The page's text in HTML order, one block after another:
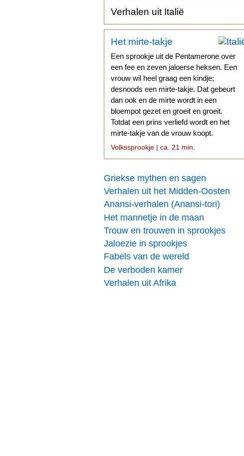
Verhalen uit Italië
Het mirte-takje
Een sprookje uit de Pentamerone over
een fee en zeven jaloerse heksen. Een
vrouw wil heel graag een kindje;
desnoods een mirte-takje. Dat gebeurt
dan ook en de mirte wordt in een
bloempot gezet en groeit en groeit.
Totdat een prins verliefd wordt en het
mirte-takje van de vrouw koopt.
Volkssprookje | ca. 21 min.
Griekse mythen en sagen
Verhalen uit het Midden-Oosten
Anansi-verhalen (Anansi-tori)
Het mannetje in de maan
Trouw en trouwen in sprookjes
Jaloezie in sprookjes
Fabels van de wereld
De verboden kamer
Verhalen uit Afrika